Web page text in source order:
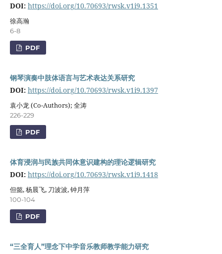
DOI: https://doi.org/10.70693/rwsk.v1i9.1351
徐高瀚
6-8
PDF
钢琴演奏中肢体语言与艺术表达关系研究
DOI: https://doi.org/10.70693/rwsk.v1i9.1397
袁小龙 (Co-Authors); 全涛
226-229
PDF
体育浸润与民族共同体意识建构的理论逻辑研究
DOI: https://doi.org/10.70693/rwsk.v1i9.1418
但懿, 杨晨飞, 刀波波, 钟月萍
100-104
PDF
“三全育人”理念下中学音乐教师教学能力研究